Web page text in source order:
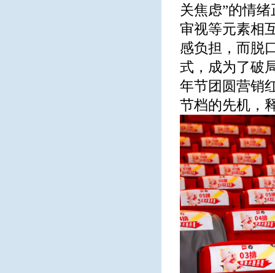
关焦虑”的情
审视等元素相
感负担，而脱
式，成为了破
年节团圆营销
节档的先机，